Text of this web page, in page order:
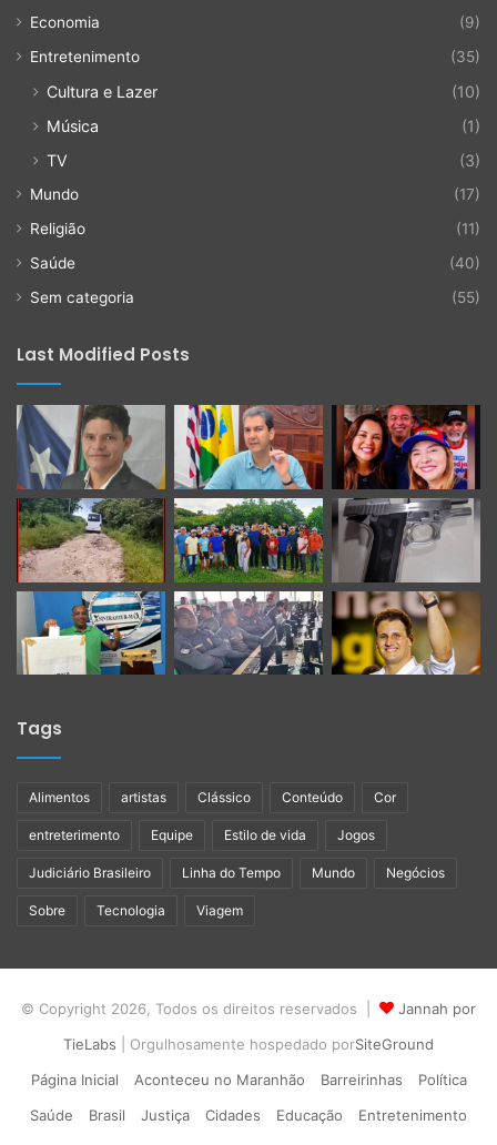
Economia
(9)
Entretenimento
(35)
Cultura e Lazer
(10)
Música
(1)
TV
(3)
Mundo
(17)
Religião
(11)
Saúde
(40)
Sem categoria
(55)
Last Modified Posts
Tags
Alimentos artistas Clássico Conteúdo Cor
entreterimento Equipe Estilo de vida Jogos
Judiciário Brasileiro Linha do Tempo Mundo Negócios
Sobre Tecnologia Viagem
© Copyright 2026, Todos os direitos reservados |
Jannah por
TieLabs | Orgulhosamente hospedado porSiteGround
Página Inicial
Aconteceu no Maranhão Barreirinhas
Política
Saúde
Brasil Justiça Cidades Educação Entretenimento